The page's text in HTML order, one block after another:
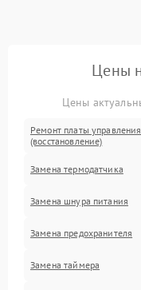
Цены
Цены
Ремонт платы управления
(восстановление)
Замена термодатчика
Замена шнура питания
Замена предохранителя
Замена таймера